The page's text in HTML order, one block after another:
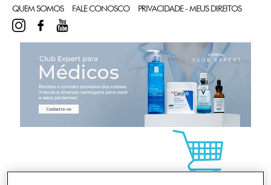
QUEM SOMOS FALE CONOSCO PRIVACIDADE - MEUS DIREITOS
INSTAGRAMFACEBOOK